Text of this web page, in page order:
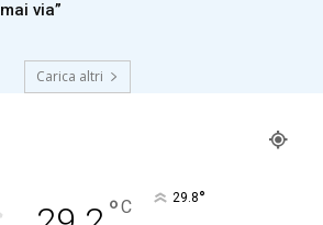
mai via”
Carica altri
°C 29.8°